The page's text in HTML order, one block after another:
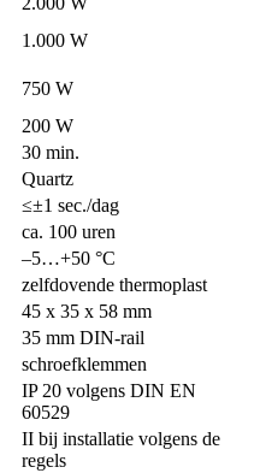
1.000 W
750 W
200 W
30 min.
Quartz
≤±1 sec./dag
ca. 100 uren
–5…+50 °C
zelfdovende thermoplast
45 x 35 x 58 mm
35 mm DIN-rail
schroefklemmen
IP 20 volgens DIN EN
60529
II bij installatie volgens de
regels